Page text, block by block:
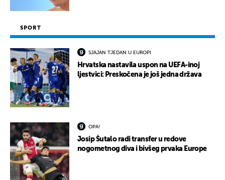
SPORT
SJAJAN TJEDAN U EUROPI
Hrvatska nastavila uspon na UEFA-inoj
ljestvici: Preskočena je još jedna država
OPA!
Josip Šutalo radi transfer u redove
nogometnog diva i bivšeg prvaka Europe